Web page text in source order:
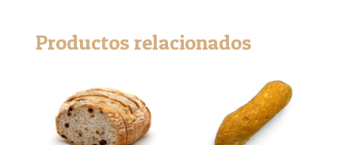
cantidad
Productos relacionados